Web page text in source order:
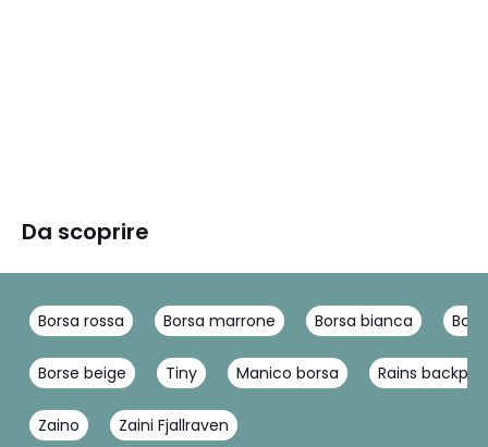
Da scoprire
Borsa rossa Borsa marrone Borsa bianca
Borse beige Tiny Manico borsa Rains
Zaino Zaini Fjallraven